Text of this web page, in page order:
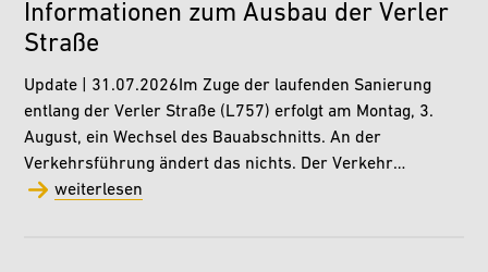
Informationen zum Ausbau der Verler
Straße
Update | 31.07.2026Im Zuge der laufenden Sanierung
entlang der Verler Straße (L757) erfolgt am Montag, 3.
August, ein Wechsel des Bauabschnitts. An der
Verkehrsführung ändert das nichts. Der Verkehr…
weiterlesen